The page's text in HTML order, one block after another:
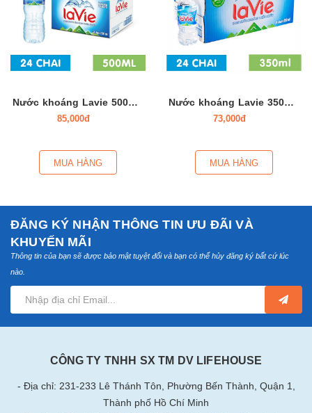
Nước khoáng Lavie 500ml 24 chai/thùng
85,000đ
MUA HÀNG
Nước khoáng Lavie 350ml 24 chai/thùng
73,000đ
MUA HÀNG
ĐĂNG KÝ NHẬN THÔNG TIN ƯU ĐÃI VÀ
KHUYẾN MÃI
Thông tin của bạn sẽ được bảo mật tuyệt đối và bạn có thể hủy đăng ký bất cứ lúc
nào.
CÔNG TY TNHH SX TM DV LIFEHOUSE
- Địa chỉ: 231-233 Lê Thánh Tôn, Phường Bến Thành, Quận 1,
Thành phố Hồ Chí Minh